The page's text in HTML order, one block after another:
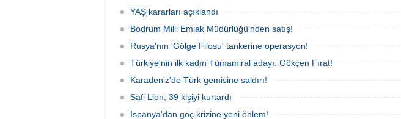
YAŞ kararları açıklandı
Bodrum Milli Emlak Müdürlüğü’nden satış!
Rusya'nın 'Gölge Filosu' tankerine operasyon!
Türkiye'nin ilk kadın Tümamiral adayı: Gökçen Fırat!
Karadeniz'de Türk gemisine saldırı!
Safi Lion, 39 kişiyi kurtardı
İspanya'dan göç krizine yeni önlem!